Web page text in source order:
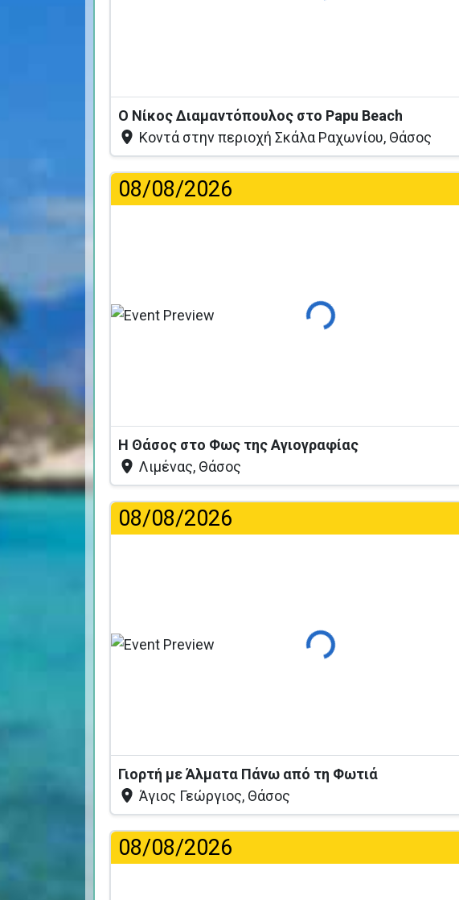
Ο Νίκος Διαμαντόπουλος στο Papu Beach
Κοντά στην περιοχή Σκάλα Ραχωνίου, Θάσος
08/08/2026
Φόρτωση...
Η Θάσος στο Φως της Αγιογραφίας
Λιμένας, Θάσος
08/08/2026
Φόρτωση...
Γιορτή με Άλματα Πάνω από τη Φωτιά
Άγιος Γεώργιος, Θάσος
08/08/2026